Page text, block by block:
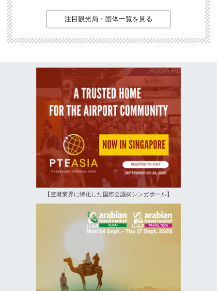
注目観光局・団体一覧を見る
【空港業界に特化した国際会議@シンガポール】